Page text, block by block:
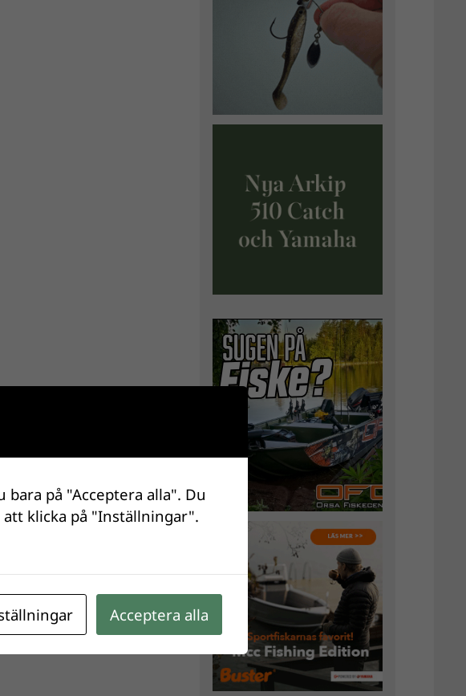
på "Acceptera alla". Du
klicka på "Inställningar".
Acceptera alla